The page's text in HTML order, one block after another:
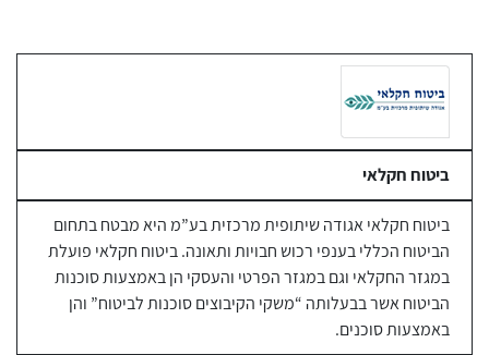
ביטוח חקלאי
ביטוח חקלאי אגודה שיתופית מרכזית בע”מ היא מבטח בתחום
הביטוח הכללי בענפי רכוש חבויות ותאונה. ביטוח חקלאי פועלת
במגזר החקלאי וגם במגזר הפרטי והעסקי הן באמצעות סוכנות
הביטוח אשר בבעלותה “משקי הקיבוצים סוכנות לביטוח” והן
באמצעות סוכנים.